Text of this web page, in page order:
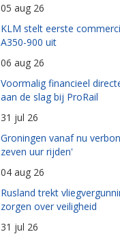
05 aug 26
KLM stelt eerste
A350-900 uit
06 aug 26
Voormalig financieel
aan de slag bij ProRail
31 jul 26
Groningen vanaf nu
zeven uur rijden'
04 aug 26
Rusland trekt
zorgen over veiligheid
31 jul 26